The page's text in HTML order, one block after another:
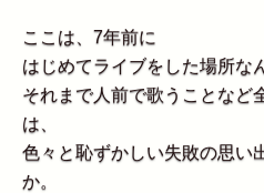
ここは、7年前に
はじめてライブをした場所な
それまで人前で歌うことなど
は、
色々と恥ずかしい失敗の思い
か。